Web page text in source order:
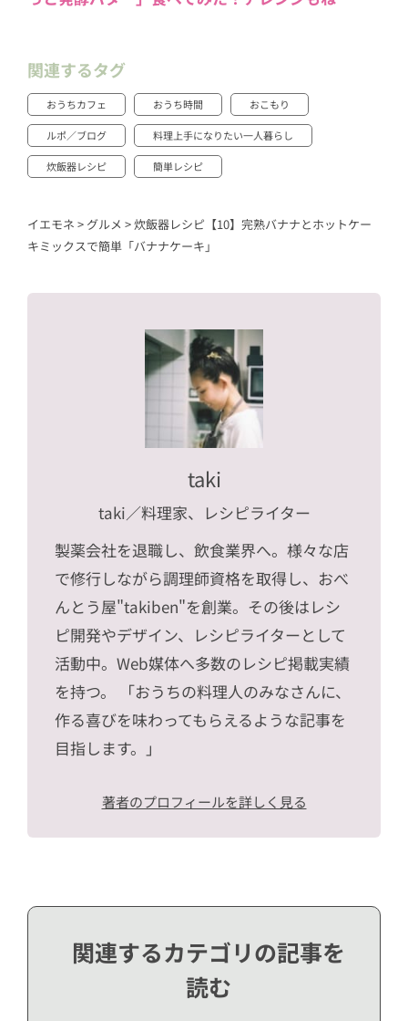
関連するタグ
おうちカフェ おうち時間 おこもり
ルポ／ブログ 料理上手になりたい一人暮らし
炊飯器レシピ 簡単レシピ
イエモネ > グルメ >炊飯器レシピ【10】完熟バナナとホットケー
キミックスで簡単「バナナケーキ」
taki
taki／料理家、レシピライター
製薬会社を退職し、飲食業界へ。様々な店
で修行しながら調理師資格を取得し、おべ
んとう屋"takiben"を創業。その後はレシ
ピ開発やデザイン、レシピライターとして
活動中。Web媒体へ多数のレシピ掲載実績
を持つ。 「おうちの料理人のみなさんに、
作る喜びを味わってもらえるような記事を
目指します。」
著者のプロフィールを詳しく見る
関連するカテゴリの記事を
読む